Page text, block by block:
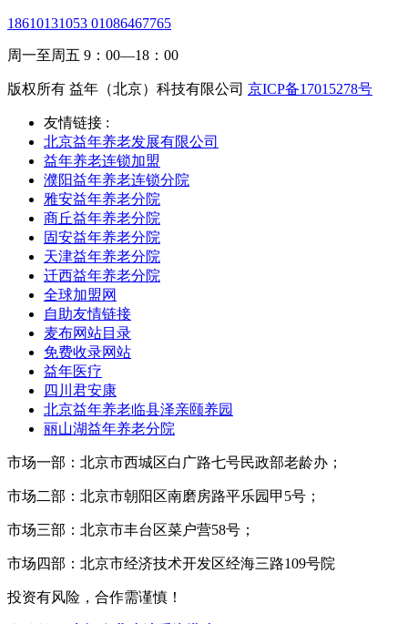
18610131053 01086467765
周一至周五 9：00—18：00
版权所有 益年（北京）科技有限公司 京ICP备17015278号
友情链接 :
北京益年养老发展有限公司
益年养老连锁加盟
濮阳益年养老连锁分院
雅安益年养老分院
商丘益年养老分院
固安益年养老分院
天津益年养老分院
迁西益年养老分院
全球加盟网
自助友情链接
麦布网站目录
免费收录网站
益年医疗
四川君安康
北京益年养老临县泽亲颐养园
丽山湖益年养老分院
市场一部：北京市西城区白广路七号民政部老龄办；
市场二部：北京市朝阳区南磨房路平乐园甲5号；
市场三部：北京市丰台区菜户营58号；
市场四部：北京市经济技术开发区经海三路109号院
投资有风险，合作需谨慎！